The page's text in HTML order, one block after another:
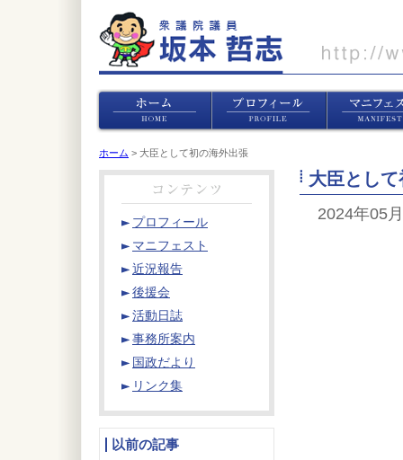
ホーム > 大臣として初の海外出張
プロフィール
マニフェスト
近況報告
後援会
活動日誌
事務所案内
国政だより
リンク集
以前の記事
大臣とし
2024年05